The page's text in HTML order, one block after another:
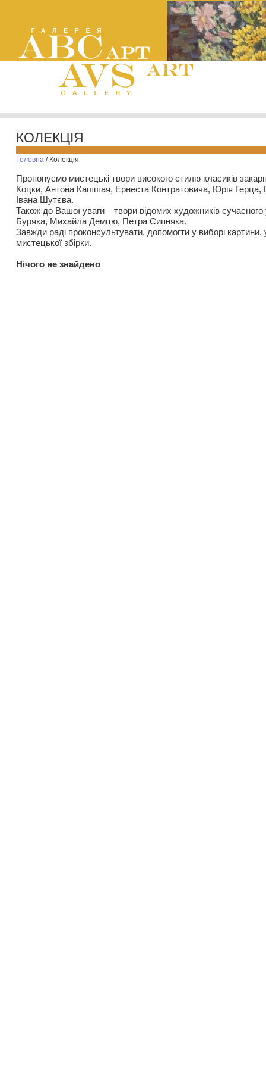
КОЛЕКЦІЯ
Головна / Колекція
Пропонуємо мистецькі твори високого стилю класиків
Коцки, Антона Кашшая, Ернеста Контратовича, Юрія
Івана Шутєва.
Також до Вашої уваги – твори відомих художників
Буряка, Михайла Демцю, Петра Сипняка.
Завжди раді проконсультувати, допомогти у виборі картини,
мистецької збірки.
Нiчого не знайдено